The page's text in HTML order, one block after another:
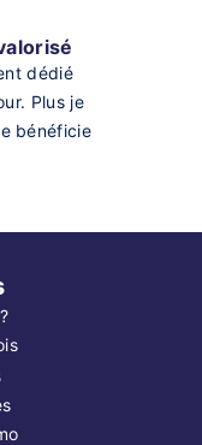
dédié
Plus je
bénéficie